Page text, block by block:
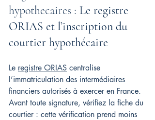
hypothecaires : Le registre
ORIAS et l’inscription du
courtier hypothécaire
Le registre ORIAS centralise
l’immatriculation des intermédiaires
financiers autorisés à exercer en France.
Avant toute signature, vérifiez la fiche du
courtier : cette vérification prend moins